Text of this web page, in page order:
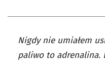
Nigdy nie umiałem
paliwo to adrenalina.